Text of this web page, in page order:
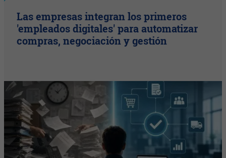
Las empresas integran los primeros
'empleados digitales' para automatizar
compras, negociación y gestión